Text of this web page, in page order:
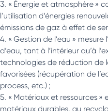
« Énergie et atmosphère »
l’utilisation d’énergies
émissions de gaz à effet de
« Gestion de l’eau »
d’eau, tant à l’intérieur qu’à
technologies de réduction de
favorisées (récupération de
process, etc.) ;
« Matériaux et ressources
matériaux durables, au